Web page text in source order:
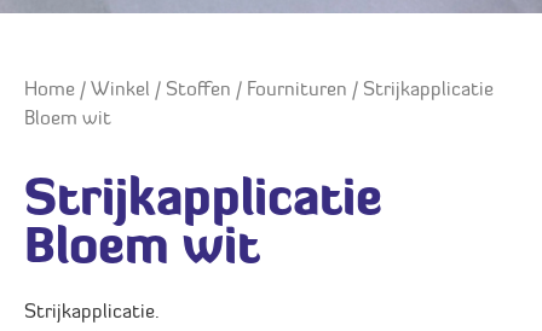
Home / Winkel / Stoffen / Fournituren / Strijkapplicatie
Bloem wit
Strijkapplicatie
Bloem wit
Strijkapplicatie.